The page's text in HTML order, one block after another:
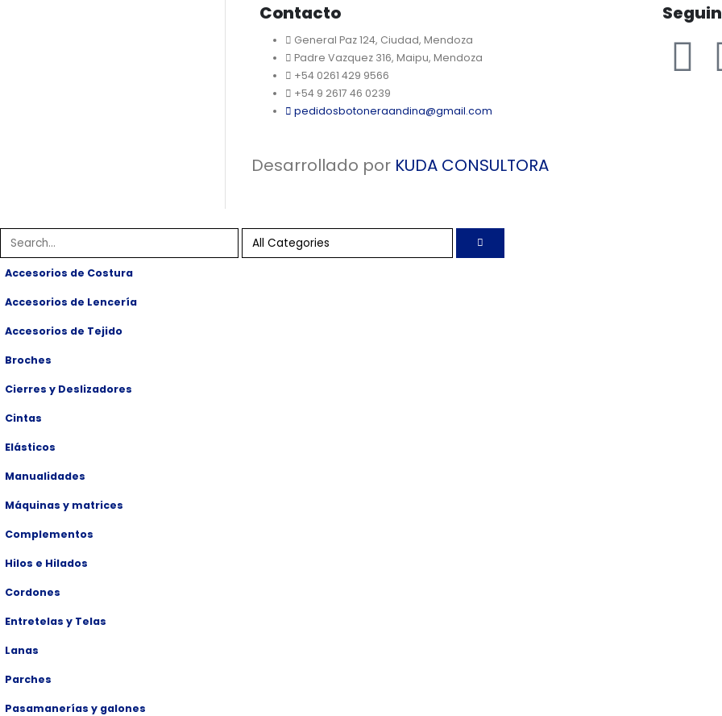
Contacto
General Paz 124, Ciudad, Mendoza
Padre Vazquez 316, Maipu, Mendoza
+54 0261 429 9566
+54 9 2617 46 0239
pedidosbotoneraandina@gmail.com
Desarrollado por KUDA CONSULTORA
Accesorios de Costura
Accesorios de Lencería
Accesorios de Tejido
Broches
Cierres y Deslizadores
Cintas
Elásticos
Manualidades
Máquinas y matrices
Complementos
Hilos e Hilados
Cordones
Entretelas y Telas
Lanas
Parches
Pasamanerías y galones